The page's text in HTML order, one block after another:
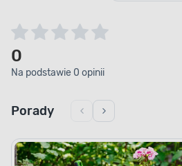
0
Na podstawie 0 opinii
Porady